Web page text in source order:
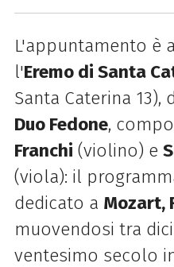
L'appuntamento è
l'Eremo di Santa
Santa Caterina 13),
Duo Fedone,
Franchi (violino) e
(viola): il
dedicato a Mozart,
muovendosi tra
ventesimo secolo